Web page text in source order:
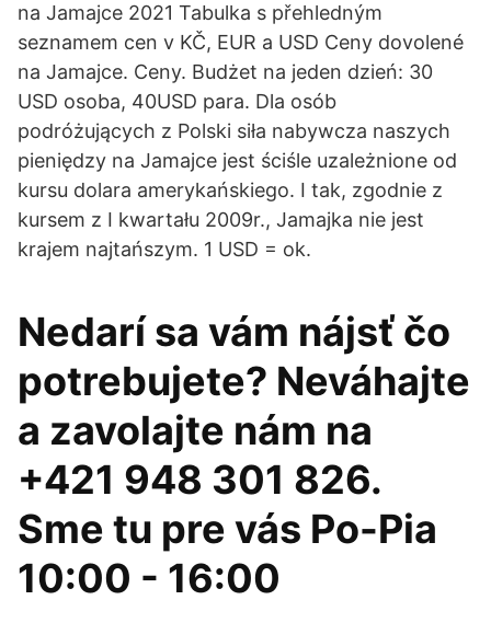
na Jamajce 2021 Tabulka s přehledným
seznamem cen v KČ, EUR a USD Ceny dovolené
na Jamajce. Ceny. Budżet na jeden dzień: 30
USD osoba, 40USD para. Dla osób
podróżujących z Polski siła nabywcza naszych
pieniędzy na Jamajce jest ściśle uzależnione od
kursu dolara amerykańskiego. I tak, zgodnie z
kursem z I kwartału 2009r., Jamajka nie jest
krajem najtańszym. 1 USD = ok.
Nedarí sa vám nájsť čo
potrebujete? Neváhajte
a zavolajte nám na
+421 948 301 826.
Sme tu pre vás Po-Pia
10:00 - 16:00